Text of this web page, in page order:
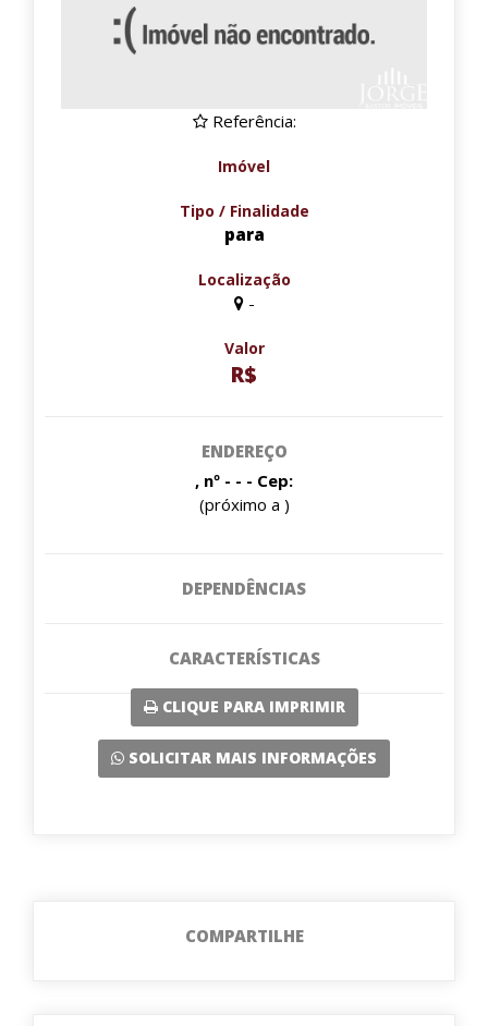
Referência:
Imóvel
Tipo / Finalidade
para
Localização
-
Valor
R$
ENDEREÇO
, nº - - - Cep:
(próximo a )
DEPENDÊNCIAS
CARACTERÍSTICAS
CLIQUE PARA IMPRIMIR
SOLICITAR MAIS INFORMAÇÕES
COMPARTILHE